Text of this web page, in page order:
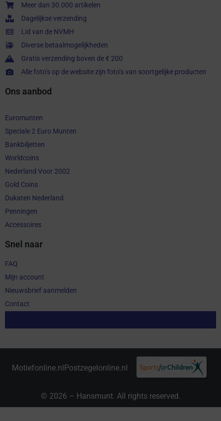
Meer dan 30.000 artikelen
Dagelijkse verzending
Lid van de NVMH
Diverse betaalmogelijkheden
Gratis verzending boven de € 200
Alle foto’s op de website zijn foto’s van soortgelijke producten
Ons aanbod
Euromunten
Speciale 2 Euro Munten
Bankbiljetten
Worldcoins
Nederland Voor 2002
Gold Coins
Dukaten Nederland
Penningen
Accessoires
Snel naar
FAQ
Mijn account
Nieuwsbrief aanmelden
Contact
Motiefonline.nlPostzegelonline.nl
© 2026 – Hansmunt. All rights reserved.